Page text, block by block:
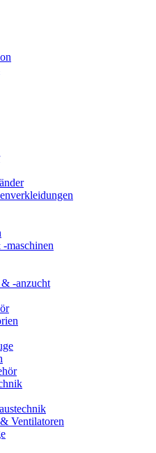
maschinen
-anzucht
Ventilatoren